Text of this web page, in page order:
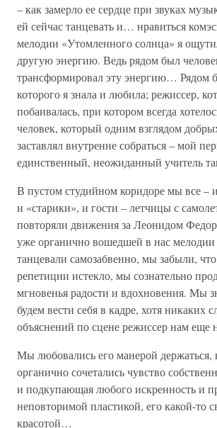
– как замерло ее сердце при звуках
ей сейчас танцевать и… нравиться
мелодии «Утомленного солнца» я
другую энергию. Ведь рядом был
трансформировал эту энергию… Рядом
которого я знала и любила; режиссер,
побаивалась, при котором всегда
человек, который одним взглядом
заставлял внутренне собраться – мой
единственный, неожиданный учитель
В пустом студийном коридоре мы все –
и «старики», и гости – летчицы с
повторяли движения за Леонидом
уже органично вошедшей в нас
танцевали самозабвенно, мы забыли,
репетиции истекло, мы сознательно
мгновенья радости и вдохновения. Мы
будем вести себя в кадре, хотя никаких
объяснений по сцене режиссер нам еще
Мы любовались его манерой держаться,
органично сочетались чувство
и подкупающая любого искренность и
неповторимой пластикой, его какой-то
красотой…